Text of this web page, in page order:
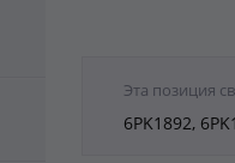
Эта позиция
6PK1892,